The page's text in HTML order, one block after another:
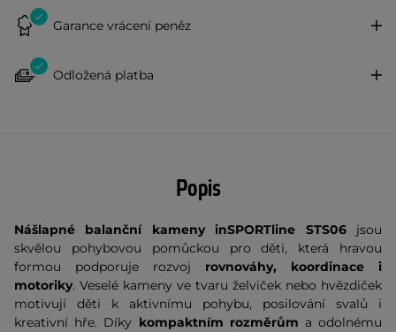
Garance vrácení peněz
Odložená platba
Popis
Nášlapné balanční kameny inSPORTline STS06jsou
skvělou pohybovou pomůckou pro děti, která hravou
formou podporuje rozvoj rovnováhy, koordinace i
motoriky. Veselé kameny ve tvaru želviček nebo hvězdiček
motivují děti k aktivnímu pohybu, posilování svalů i
kreativní hře. Díky kompaktním rozměrům a odolnému